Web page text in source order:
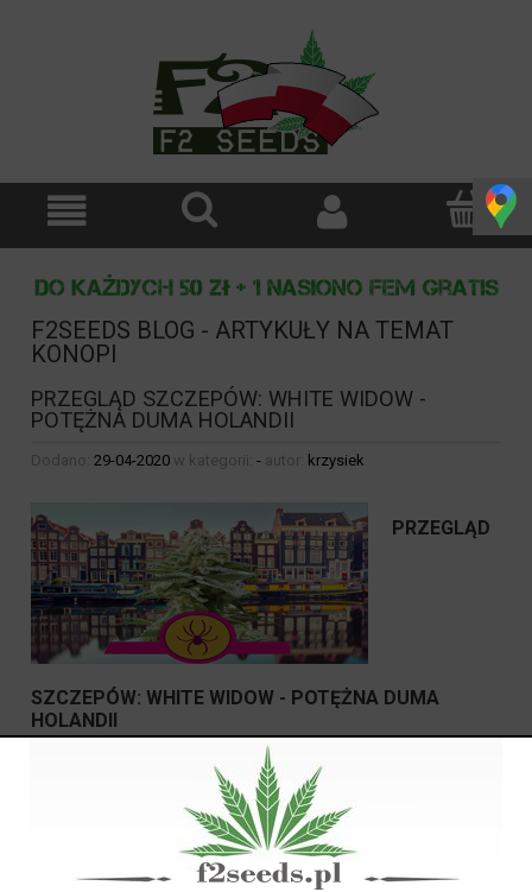
F2SEEDS BLOG - ARTYKUŁY NA TEMAT
KONOPI
PRZEGLĄD SZCZEPÓW: WHITE WIDOW -
POTĘŻNA DUMA HOLANDII
Dodano: 29-04-2020 w kategorii: - autor: krzysiek
PRZEGLĄD
SZCZEPÓW: WHITE WIDOW - POTĘŻNA DUMA
HOLANDII
White Widow wygrała High Times Cannabis Cup w 1995
roku i odtąd utknęła w życiu palaczy konopi z nasion
marihuany. To nie tylko branding; te 19%
cię, podobnie jak każdy nowy szczep. W
pośpiechu? Zatem wersja automatycznie kwitnąca jest
jednym z najszybszych sposobów na wyhodowanie